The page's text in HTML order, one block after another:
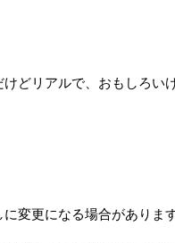
どリアルで、おもしろい
変更になる場合があります